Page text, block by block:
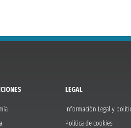
LEGAL
Información Legal y
Política de cookies